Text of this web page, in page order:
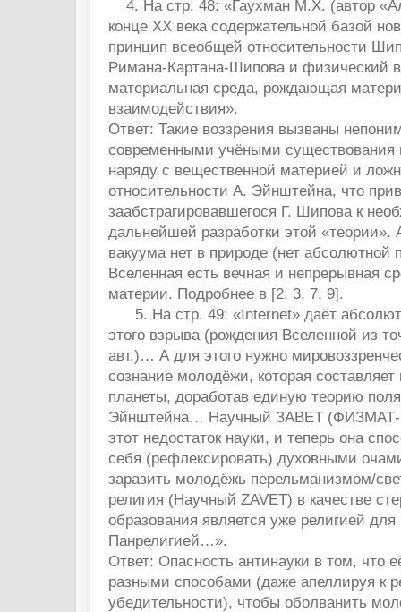
4. На стр. 48: «Гаухман М.Х. (автор
конце ХХ века содержательной базой
принцип всеобщей относительности
Римана-Картана-Шипова и физический
материальная среда, рождающая
взаимодействия».
Ответ: Такие воззрения вызваны
современными учёными существования
наряду с вещественной материей и
относительности А. Эйнштейна, что
заабстрагировавшегося Г. Шипова к
дальнейшей разработки этой «теории».
вакуума нет в природе (нет абсолютной
Вселенная есть вечная и непрерывная
материи. Подробнее в [2, 3, 7, 9].
5. На стр. 49: «Internet» даёт
этого взрыва (рождения Вселенной из
авт.)… А для этого нужно
сознание молодёжи, которая
планеты, доработав единую теорию
Эйнштейна… Научный ЗАВЕТ (ФИЗМАТ-
этот недостаток науки, и теперь она
себя (рефлексировать) духовными
заразить молодёжь перельманизмом/
религия (Научный ZAVET) в качестве
образования является уже религией
Панрелигией…».
Ответ: Опасность антинауки в том, что
разными способами (даже апеллируя к
убедительности), чтобы оболванить